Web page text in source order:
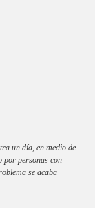
un día, en medio de
por personas con
se acaba